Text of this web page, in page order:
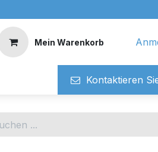
Mein Warenkorb
Kontaktieren